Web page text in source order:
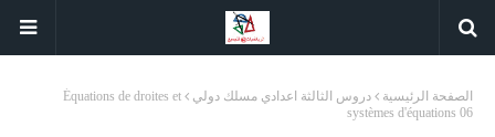
الصفحة الرئيسية دروس الثالثة اعدادي مسلك دولي
Équations de droites et
systèmes d'équations 06